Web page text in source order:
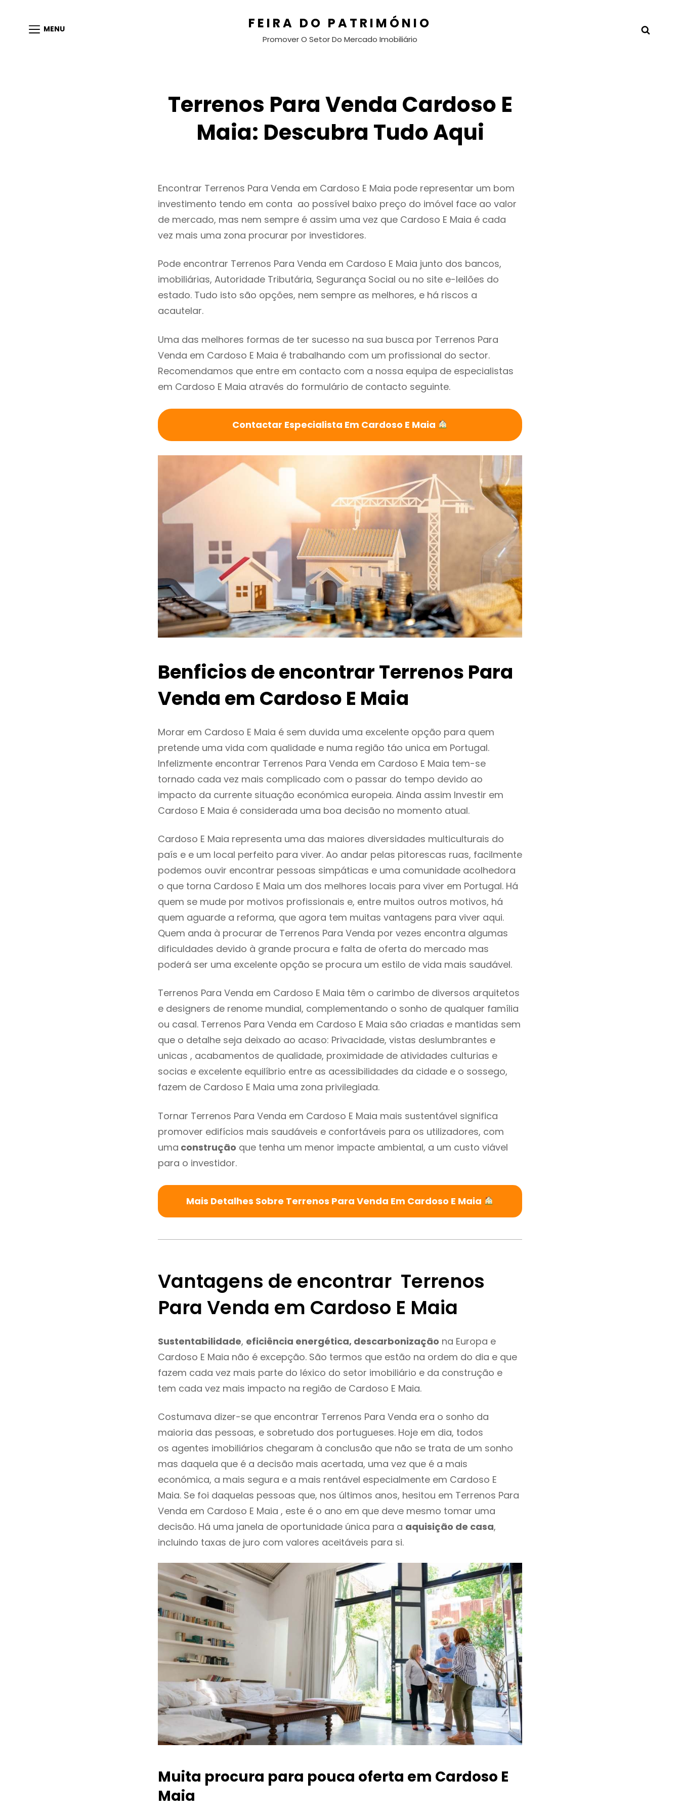
MENU FEIRA DO PATRIMÓNIO
Promover O Setor Do Mercado Imobiliário
Terrenos Para Venda Cardoso E
Maia: Descubra Tudo Aqui
Encontrar Terrenos Para Venda em Cardoso E Maia pode representar um bom
investimento tendo em conta ao possível baixo preço do imóvel face ao valor
de mercado, mas nem sempre é assim uma vez que Cardoso E Maia é cada
vez mais uma zona procurar por investidores.
Pode encontrar Terrenos Para Venda em Cardoso E Maia junto dos bancos,
imobiliárias, Autoridade Tributária, Segurança Social ou no site e-leilões do
estado. Tudo isto são opções, nem sempre as melhores, e há riscos a
acautelar.
Uma das melhores formas de ter sucesso na sua busca por Terrenos Para
Venda em Cardoso E Maia é trabalhando com um profissional do sector.
Recomendamos que entre em contacto com a nossa equipa de especialistas
em Cardoso E Maia através do formulário de contacto seguinte.
Contactar Especialista Em Cardoso E Maia
Benficios de encontrar Terrenos Para
Venda em Cardoso E Maia
Morar em Cardoso E Maia é sem duvida uma excelente opção para quem
pretende uma vida com qualidade e numa região táo unica em Portugal.
Infelizmente encontrar Terrenos Para Venda em Cardoso E Maia tem-se
tornado cada vez mais complicado com o passar do tempo devido ao
impacto da currente situação económica europeia. Ainda assim Investir em
Cardoso E Maia é considerada uma boa decisão no momento atual.
Cardoso E Maia representa uma das maiores diversidades multiculturais do
país e e um local perfeito para viver. Ao andar pelas pitorescas ruas, facilmente
podemos ouvir encontrar pessoas simpáticas e uma comunidade acolhedora
o que torna Cardoso E Maia um dos melhores locais para viver em Portugal. Há
quem se mude por motivos profissionais e, entre muitos outros motivos, há
quem aguarde a reforma, que agora tem muitas vantagens para viver aqui.
Quem anda à procurar de Terrenos Para Venda por vezes encontra algumas
dificuldades devido à grande procura e falta de oferta do mercado mas
poderá ser uma excelente opção se procura um estilo de vida mais saudável.
Terrenos Para Venda em Cardoso E Maia têm o carimbo de diversos arquitetos
e designers de renome mundial, complementando o sonho de qualquer família
ou casal. Terrenos Para Venda em Cardoso E Maia são criadas e mantidas sem
que o detalhe seja deixado ao acaso: Privacidade, vistas deslumbrantes e
unicas , acabamentos de qualidade, proximidade de atividades culturias e
socias e excelente equilíbrio entre as acessibilidades da cidade e o sossego,
fazem de Cardoso E Maia uma zona privilegiada.
Tornar Terrenos Para Venda em Cardoso E Maia mais sustentável significa
promover edifícios mais saudáveis e confortáveis para os utilizadores, com
uma construção que tenha um menor impacte ambiental, a um custo viável
para o investidor.
Mais Detalhes Sobre Terrenos Para Venda Em Cardoso E Maia
Vantagens de encontrar Terrenos
Para Venda em Cardoso E Maia
Sustentabilidade, eficiência energética, descarbonização na Europa e
Cardoso E Maia não é excepção. São termos que estão na ordem do dia e que
fazem cada vez mais parte do léxico do setor imobiliário e da construção e
tem cada vez mais impacto na região de Cardoso E Maia.
Costumava dizer-se que encontrar Terrenos Para Venda era o sonho da
maioria das pessoas, e sobretudo dos portugueses. Hoje em dia, todos
os agentes imobiliários chegaram à conclusão que não se trata de um sonho
mas daquela que é a decisão mais acertada, uma vez que é a mais
económica, a mais segura e a mais rentável especialmente em Cardoso E
Maia. Se foi daquelas pessoas que, nos últimos anos, hesitou em Terrenos Para
Venda em Cardoso E Maia , este é o ano em que deve mesmo tomar uma
decisão. Há uma janela de oportunidade única para a aquisição de casa,
incluindo taxas de juro com valores aceitáveis para si.
Muita procura para pouca oferta em Cardoso E
Maia